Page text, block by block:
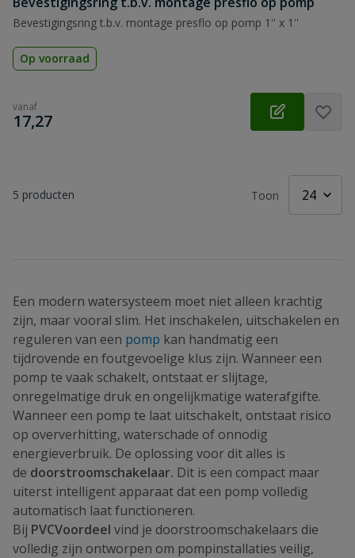
Bevestigingsring t.b.v. montage presflo op pomp 1'' x 1''
Op voorraad
vanaf
€
17,27
5 producten Toon
Een modern watersysteem moet niet alleen krachtig
zijn, maar vooral slim. Het inschakelen, uitschakelen en
reguleren van een pomp kan handmatig een
tijdrovende en foutgevoelige klus zijn. Wanneer een
pomp te vaak schakelt, ontstaat er slijtage,
onregelmatige druk en ongelijkmatige waterafgifte.
Wanneer een pomp te laat uitschakelt, ontstaat risico
op oververhitting, waterschade of onnodig
energieverbruik. De oplossing voor dit alles is
de doorstroomschakelaar. Dit is een compact maar
uiterst intelligent apparaat dat een pomp volledig
automatisch laat functioneren.
Bij PVCVoordeel vind je doorstroomschakelaars die
volledig zijn ontworpen om pompinstallaties veilig,